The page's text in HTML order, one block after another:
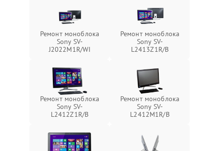
Ремонт моноблока
Sony SV-
J2022M1R/WI
Ремонт моноблока
Sony SV-
L2413Z1R/B
Ремонт моноблока
Sony SV-
L2412Z1R/B
Ремонт моноблока
Sony SV-
L2412M1R/B